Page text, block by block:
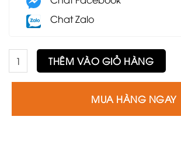
Chat Zalo
Ghế bar song tiện GB21 số lượng
THÊM VÀO GIỎ HÀNG
MUA HÀNG NGAY